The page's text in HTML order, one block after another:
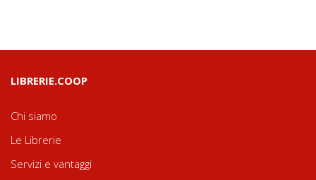
LIBRERIE.COOP
Chi siamo
Le Librerie
Servizi e vantaggi